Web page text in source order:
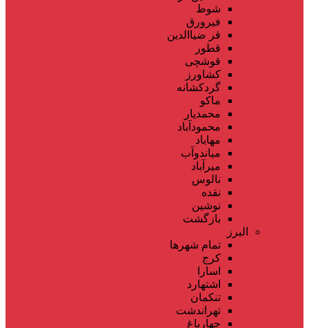
شوط
فیرورق
قر ضیاالدین
قطور
قوشچی
کشاورز
گردکشانه
ماکو
محمدیار
محمودآباد
مهاباد
میاندوآب
میرآباد
نالوس
نقده
نوشین
بازگشت
البرز
تمام شهر‌ها
کرج
اسارا
اشتهارد
تنکمان
تهراندشت
چهارباغ